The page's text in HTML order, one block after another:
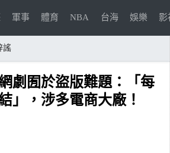
軍事 體育 NBA 台海 娛樂 影
謠
劇囿於盜版難題：「每
」，涉多電商大廠！